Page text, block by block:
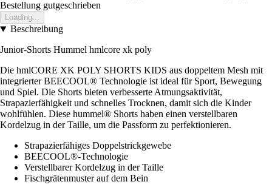
Bestellung gutgeschrieben
Loading...
Beschreibung
Junior-Shorts Hummel hmlcore xk poly
Die hmlCORE XK POLY SHORTS KIDS aus doppeltem Mesh mit
integrierter BEECOOL® Technologie ist ideal für Sport, Bewegung
und Spiel. Die Shorts bieten verbesserte Atmungsaktivität,
Strapazierfähigkeit und schnelles Trocknen, damit sich die Kinder
wohlfühlen. Diese hummel® Shorts haben einen verstellbaren
Kordelzug in der Taille, um die Passform zu perfektionieren.
Strapazierfähiges Doppelstrickgewebe
BEECOOL®-Technologie
Verstellbarer Kordelzug in der Taille
Fischgrätenmuster auf dem Bein